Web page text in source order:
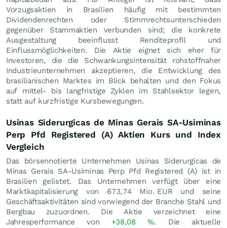
Vorzugsaktien in Brasilien häufig mit bestimmten
Dividendenrechten oder Stimmrechtsunterschieden
gegenüber Stammaktien verbunden sind; die konkrete
Ausgestaltung beeinflusst Renditeprofil und
Einflussmöglichkeiten. Die Aktie eignet sich eher für
Investoren, die die Schwankungsintensität rohstoffnaher
Industrieunternehmen akzeptieren, die Entwicklung des
brasilianischen Marktes im Blick behalten und den Fokus
auf mittel- bis langfristige Zyklen im Stahlsektor legen,
statt auf kurzfristige Kursbewegungen.
Usinas Siderurgicas de Minas Gerais SA-Usiminas
Perp Pfd Registered (A) Aktien Kurs und Index
Vergleich
Das börsennotierte Unternehmen Usinas Siderurgicas de
Minas Gerais SA-Usiminas Perp Pfd Registered (A) ist in
Brasilien gelistet. Das Unternehmen verfügt über eine
Marktkapitalisierung von 673,74 Mio. EUR und seine
Geschäftsaktivitäten sind vorwiegend der Branche Stahl und
Bergbau zuzuordnen. Die Aktie verzeichnet eine
Jahresperformance von +38,08%. Die aktuelle